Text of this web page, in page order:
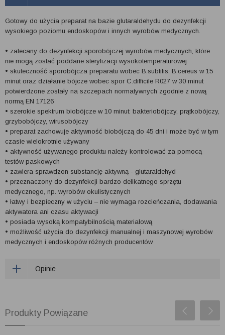
Gotowy do użycia preparat na bazie glutaraldehydu do dezynfekcji
wysokiego poziomu endoskopów i innych wyrobów medycznych.
• zalecany do dezynfekcji sporobójczej wyrobów medycznych, które
nie mogą zostać poddane sterylizacji wysokotemperaturowej
• skuteczność sporobójcza preparatu wobec B.subtilis, B.cereus w 15
minut oraz działanie bójcze wobec spor C.difficile R027 w 30 minut
potwierdzone zostały na szczepach normatywnych zgodnie z nową
normą EN 17126
• szerokie spektrum biobójcze w 10 minut: bakteriobójczy, prątkobójczy,
grzybobójczy, wirusobójczy
• preparat zachowuje aktywność biobójczą do 45 dni i może być w tym
czasie wielokrotnie używany
• aktywność używanego produktu należy kontrolować za pomocą
testów paskowych
• zawiera sprawdzon substancję aktywną - glutaraldehyd
• przeznaczony do dezynfekcji bardzo delikatnego sprzętu
medycznego, np. wyrobów okulistycznych
• łatwy i bezpieczny w użyciu – nie wymaga rozcieńczania, dodawania
aktywatora ani czasu aktywacji
• posiada wysoką kompatybilnością materiałową
• możliwość użycia do dezynfekcji manualnej i maszynowej wyrobów
medycznych i endoskopów różnych producentów
Opinie
Produkty Powiązane